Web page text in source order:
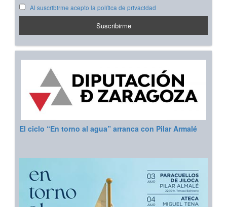
Al suscribirme acepto la política de privacidad
El ciclo “En torno al agua” arranca con Pilar Armalé